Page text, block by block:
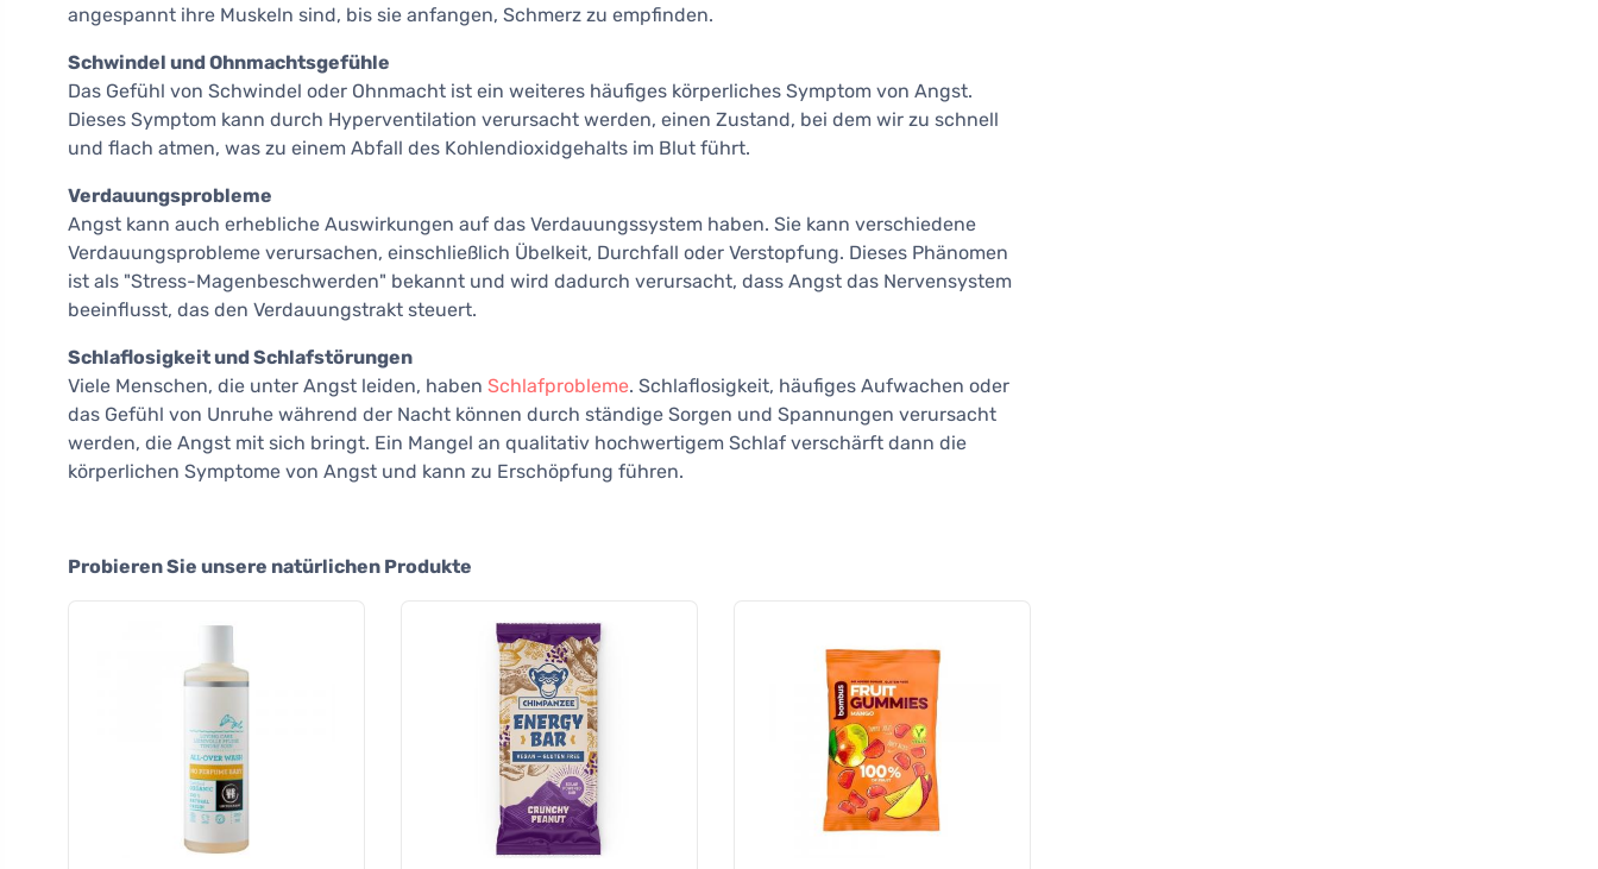
angespannt ihre Muskeln sind, bis sie anfangen, Schmerz zu empfinden.
Schwindel und Ohnmachtsgefühle
Das Gefühl von Schwindel oder Ohnmacht ist ein weiteres häufiges körperliches Symptom von Angst.
Dieses Symptom kann durch Hyperventilation verursacht werden, einen Zustand, bei dem wir zu schnell
und flach atmen, was zu einem Abfall des Kohlendioxidgehalts im Blut führt.
Verdauungsprobleme
Angst kann auch erhebliche Auswirkungen auf das Verdauungssystem haben. Sie kann verschiedene
Verdauungsprobleme verursachen, einschließlich Übelkeit, Durchfall oder Verstopfung. Dieses Phänomen
ist als "Stress-Magenbeschwerden" bekannt und wird dadurch verursacht, dass Angst das Nervensystem
beeinflusst, das den Verdauungstrakt steuert.
Schlaflosigkeit und Schlafstörungen
Viele Menschen, die unter Angst leiden, haben Schlafprobleme. Schlaflosigkeit, häufiges Aufwachen oder
das Gefühl von Unruhe während der Nacht können durch ständige Sorgen und Spannungen verursacht
werden, die Angst mit sich bringt. Ein Mangel an qualitativ hochwertigem Schlaf verschärft dann die
körperlichen Symptome von Angst und kann zu Erschöpfung führen.
Probieren Sie unsere natürlichen Produkte